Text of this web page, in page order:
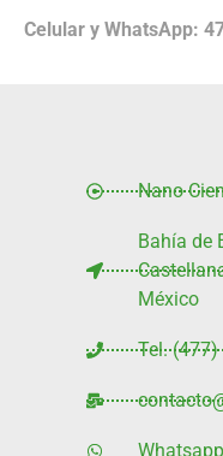
Celular y WhatsApp:
Nano
Bahía de
México
Tel.
Whatsapp